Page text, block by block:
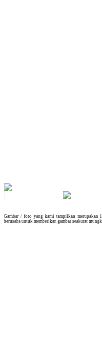
Gambar / foto yang kami tampilkan merupakan
berusaha untuk memberikan gambar seakurat